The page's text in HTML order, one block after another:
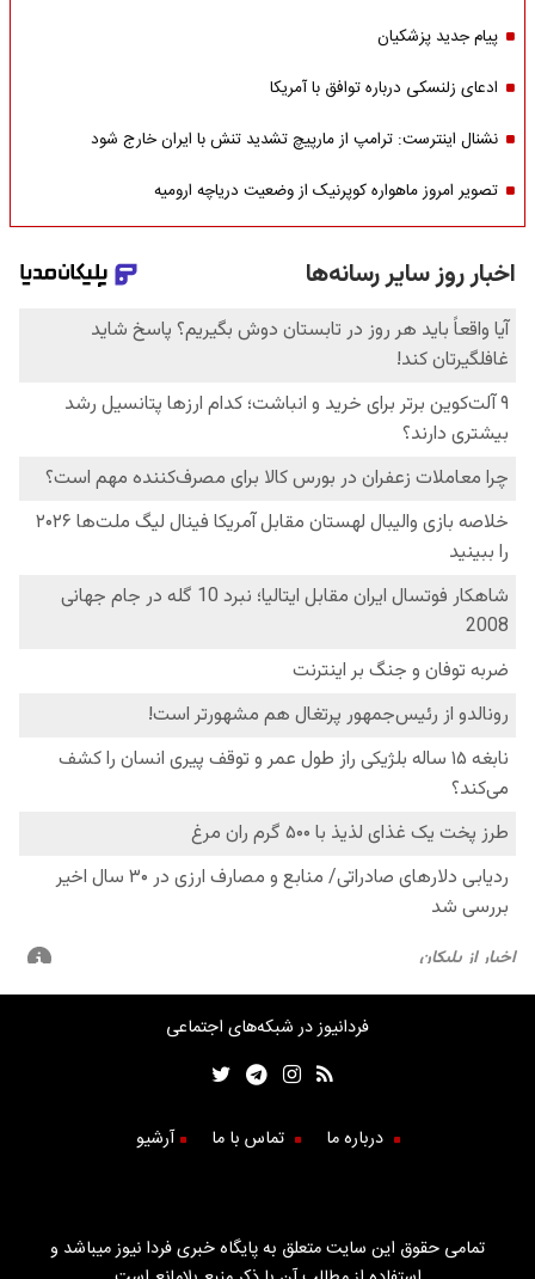
پیام جدید پزشکیان
ادعای زلنسکی درباره توافق با آمریکا
نشنال اینترست: ترامپ از مارپیچ تشدید تنش با ایران خارج شود
تصویر امروز ماهواره کوپرنیک از وضعیت دریاچه ارومیه
فردانیوز در شبکه‌های اجتماعی
درباره ما تماس با ما آرشیو
تمامی حقوق این سایت متعلق به پایگاه خبری فردا نیوز میباشد و